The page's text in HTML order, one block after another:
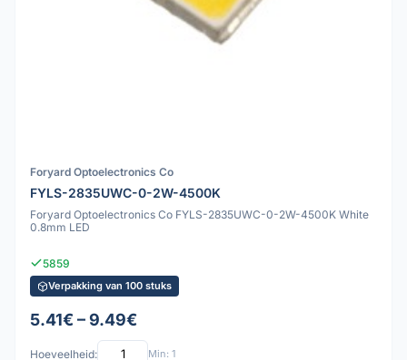
Foryard Optoelectronics Co
FYLS-2835UWC-0-2W-4500K
Foryard Optoelectronics Co FYLS-2835UWC-0-2W-4500K White
0.8mm LED
5859
Verpakking van 100 stuks
5.41€ – 9.49€
Hoeveelheid: Min: 1